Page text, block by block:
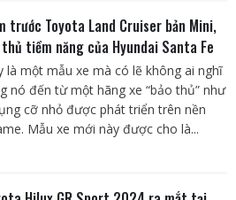
trước Toyota Land Cruiser bản Mini,
tiềm năng của Hyundai Santa Fe
là một mẫu xe mà có lẽ không ai nghĩ
nó đến từ một hãng xe “bảo thủ” như
cỡ nhỏ được phát triển trên nền
Mẫu xe mới này được cho là...